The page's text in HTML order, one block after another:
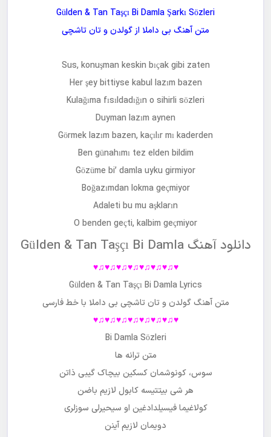
Gülden & Tan Taşçı Bi Damla Şarkı Sözleri
متن آهنگ بی داملا از گولدن و تان تاشچی
Sus, konuşman keskin bıçak gibi zaten
Her şey bittiyse kabul lazım bazen
Kulağıma fısıldadığın o sihirli sözleri
Duyman lazım aynen
Görmek lazım bazen, kaçılır mı kaderden
Ben günahımı tez elden bildim
Gözüme bi’ damla uyku girmiyor
Boğazımdan lokma geçmiyor
Adaleti bu mu aşkların
O benden geçti, kalbim geçmiyor
دانلود آهنگ Gülden & Tan Taşçı Bi Damla
♥♫♥♫♥♫♥♫♥♫♥♫♥♫♥
Gülden & Tan Taşçı Bi Damla Lyrics
متن آهنگ گولدن و تان تاشچی بی داملا با خط فارسی
♥♫♥♫♥♫♥♫♥♫♥♫♥♫♥
Bi Damla Sözleri
متن ترانه ها
سوس، کونوشمان کسکین بیچاک گیبی ذاتن
هر شی بیتتیسه کابول لازیم باضن
کولاغیما فیسیلدادغین او سیحیرلی سوزلری
دویمان لازیم آینن